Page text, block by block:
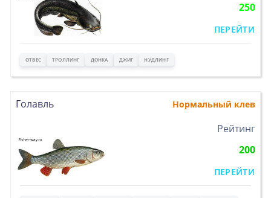
250
ПЕРЕЙТИ
ОТВЕС ТРОЛЛИНГ ДОНКА ДЖИГ НУДЛИНГ
Голавль Нормальный клев
Рейтинг
200
ПЕРЕЙТИ